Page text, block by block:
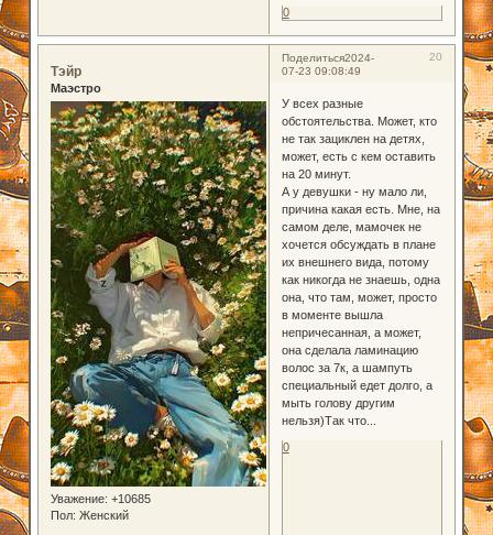
0
Поделиться 20
2024-
07-23 09:08:49
Тэйр
Маэстро
Уважение: +10685
Пол: Женский
У всех разные
обстоятельства. Может, кто
не так зациклен на детях,
может, есть с кем оставить
на 20 минут.
А у девушки - ну мало ли,
причина какая есть. Мне, на
самом деле, мамочек не
хочется обсуждать в плане
их внешнего вида, потому
как никогда не знаешь, одна
она, что там, может, просто
в моменте вышла
непричесанная, а может,
она сделала ламинацию
волос за 7к, а шампуть
специальный едет долго, а
мыть голову другим
нельзя)Так что...
0